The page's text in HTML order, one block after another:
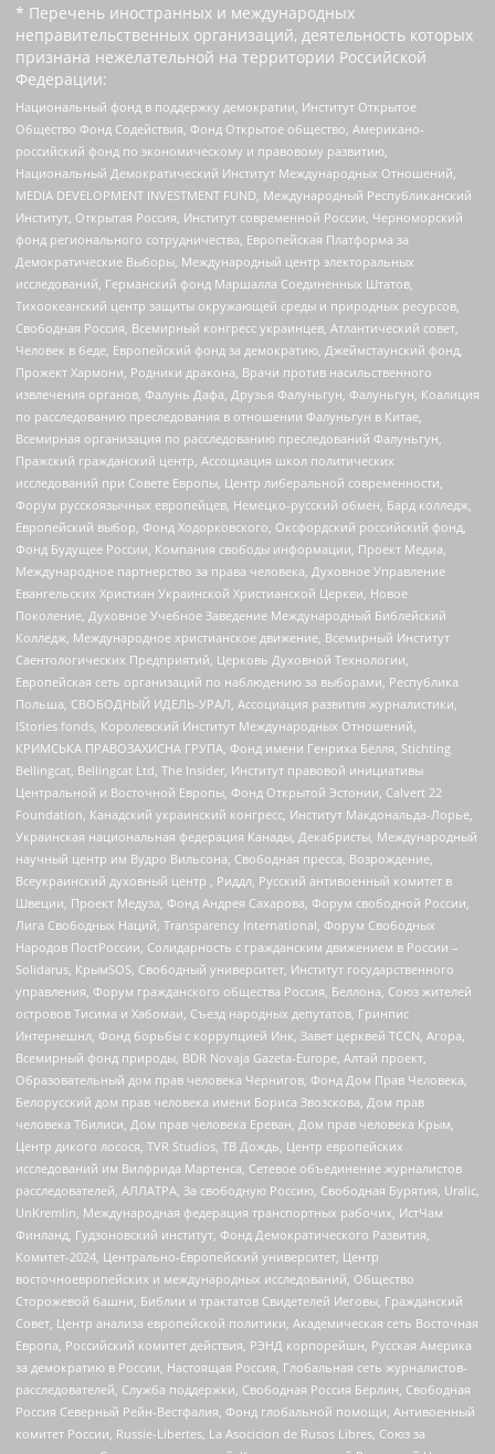
* Перечень иностранных и международных
неправительственных организаций, деятельность которых
признана нежелательной на территории Российской
Федерации:
Национальный фонд в поддержку демократии, Институт Открытое
Общество Фонд Содействия, Фонд Открытое общество, Американо-
российский фонд по экономическому и правовому развитию,
Национальный Демократический Институт Международных Отношений,
MEDIA DEVELOPMENT INVESTMENT FUND, Международный Республиканский
Институт, Открытая Россия, Институт современной России, Черноморский
фонд регионального сотрудничества, Европейская Платформа за
Демократические Выборы, Международный центр электоральных
исследований, Германский фонд Маршалла Соединенных Штатов,
Тихоокеанский центр защиты окружающей среды и природных ресурсов,
Свободная Россия, Всемирный конгресс украинцев, Атлантический совет,
Человек в беде, Европейский фонд за демократию, Джеймстаунский фонд,
Прожект Хармони, Родники дракона, Врачи против насильственного
извлечения органов, Фалунь Дафа, Друзья Фалуньгун, Фалуньгун, Коалиция
по расследованию преследования в отношении Фалуньгун в Китае,
Всемирная организация по расследованию преследований Фалуньгун,
Пражский гражданский центр, Ассоциация школ политических
исследований при Совете Европы, Центр либеральной современности,
Форум русскоязычных европейцев, Немецко-русский обмен, Бард колледж,
Европейский выбор, Фонд Ходорковского, Оксфордский российский фонд,
Фонд Будущее России, Компания свободы информации, Проект Медиа,
Международное партнерство за права человека, Духовное Управление
Евангельских Христиан Украинской Христианской Церкви, Новое
Поколение, Духовное Учебное Заведение Международный Библейский
Колледж, Международное христианское движение, Всемирный Институт
Саентологических Предприятий, Церковь Духовной Технологии,
Европейская сеть организаций по наблюдению за выборами, Республика
Польша, СВОБОДНЫЙ ИДЕЛЬ-УРАЛ, Ассоциация развития журналистики,
IStories fonds, Королевский Институт Международных Отношений,
КРИМСЬКА ПРАВОЗАХИСНА ГРУПА, Фонд имени Генриха Бёлля, Stichting
Bellingcat, Bellingcat Ltd, The Insider, Институт правовой инициативы
Центральной и Восточной Европы, Фонд Открытой Эстонии, Calvert 22
Foundation, Канадский украинский конгресс, Институт Макдональда-Лорье,
Украинская национальная федерация Канады, Декабристы, Международный
научный центр им Вудро Вильсона, Свободная пресса, Возрождение,
Всеукраинский духовный центр , Риддл, Русский антивоенный комитет в
Швеции, Проект Медуза, Фонд Андрея Сахарова, Форум свободной России,
Лига Свободных Наций, Transparеncy International, Форум Свободных
Народов ПостРоссии, Солидарность с гражданским движением в России –
Solidarus, КрымSOS, Свободный университет, Институт государственного
управления, Форум гражданского общества Россия, Беллона, Союз жителей
островов Тисима и Хабомаи, Съезд народных депутатов, Гринпис
Интернешнл, Фонд борьбы с коррупцией Инк, Завет церквей TCCN, Агора,
Всемирный фонд природы, BDR Novaja Gazeta-Europe, Алтай проект,
Образовательный дом прав человека Чернигов, Фонд Дом Прав Человека,
Белорусский дом прав человека имени Бориса Звозскова, Дом прав
человека Тбилиси, Дом прав человека Ереван, Дом прав человека Крым,
Центр дикого лосося, TVR Studios, ТВ Дождь, Центр европейских
исследований им Вилфрида Мартенса, Сетевое объединение журналистов
расследователей, АЛЛАТРА, За свободную Россию, Свободная Бурятия, Uralic,
UnKremlin, Международная федерация транспортных рабочих, ИстЧам
Финланд, Гудзоновский институт, Фонд Демократического Развития,
Комитет-2024, Центрально-Европейский университет, Центр
восточноевропейских и международных исследований, Общество
Сторожевой башни, Библии и трактатов Свидетелей Иеговы, Гражданский
Совет, Центр анализа европейской политики, Академическая сеть Восточная
Европа, Российский комитет действия, РЭНД корпорейшн, Русская Америка
за демократию в России, Настоящая Россия, Глобальная сеть журналистов-
расследователей, Служба поддержки, Свободная Россия Берлин, Свободная
Россия Северный Рейн-Вестфалия, Фонд глобальной помощи, Антивоенный
комитет России, Russie-Libertes, La Asocicion de Rusos Libres, Союз за